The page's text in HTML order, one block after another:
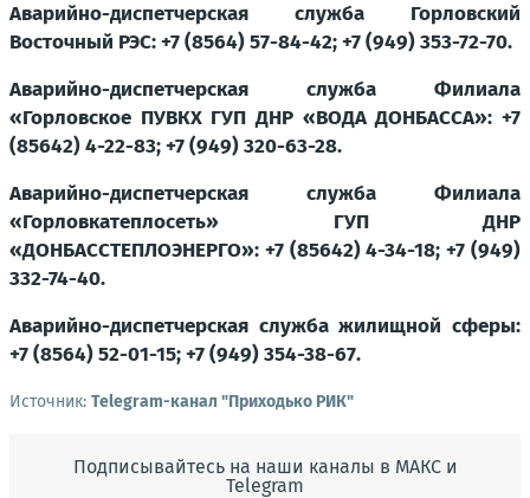
Аварийно-диспетчерская служба Горловский
Восточный РЭС: +7 (8564) 57-84-42; +7 (949) 353-72-70.
Аварийно-диспетчерская служба Филиала
«Горловское ПУВКХ ГУП ДНР «ВОДА ДОНБАССА»: +7
(85642) 4-22-83; +7 (949) 320-63-28.
Аварийно-диспетчерская служба Филиала
«Горловкатеплосеть» ГУП ДНР
«ДОНБАССТЕПЛОЭНЕРГО»: +7 (85642) 4-34-18; +7 (949)
332-74-40.
Аварийно-диспетчерская служба жилищной сферы:
+7 (8564) 52-01-15; +7 (949) 354-38-67.
Источник: Telegram-канал "Приходько РИК"
Подписывайтесь на наши каналы в МАКС и
Telegram